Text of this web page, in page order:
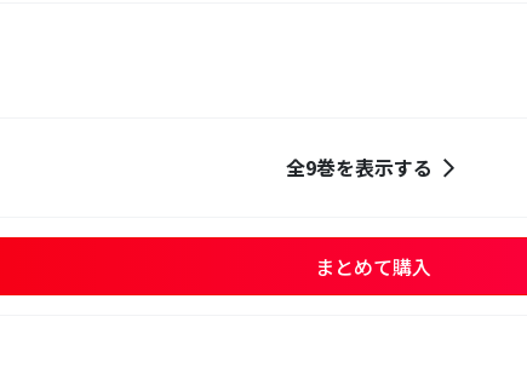
全9巻を表示する
まとめて購入